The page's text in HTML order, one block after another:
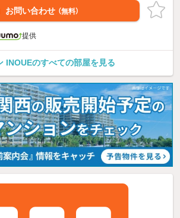
お問い合わせ （無料）
提供
INOUEのすべての部屋を見る